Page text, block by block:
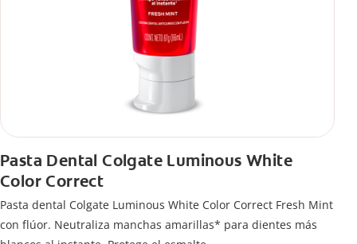
Pasta Dental Colgate Luminous White
Color Correct
Pasta dental Colgate Luminous White Color Correct Fresh Mint
con flúor. Neutraliza manchas amarillas* para dientes más